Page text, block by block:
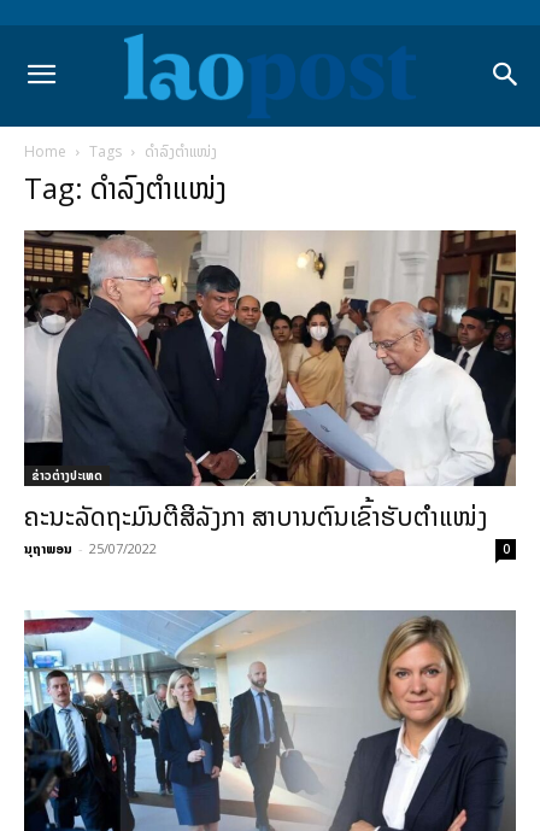
Home Tags ດຳລົງຕຳແໜ່ງ
Tag: ດຳລົງຕຳແໜ່ງ
ຂ່າວຕ່າງປະເທດ
ຄະນະລັດຖະມົນຕີສີລັງກາ ສາບານຕົນເຂົ້າຮັບຕຳແໜ່ງ
ນຸຖາພອນ - 25/07/2022 0